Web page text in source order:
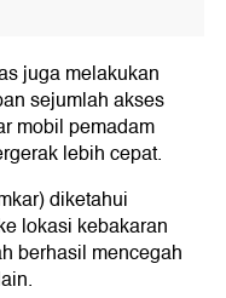
juga melakukan
sejumlah akses
mobil pemadam
lebih cepat.
diketahui
lokasi kebakaran
berhasil mencegah